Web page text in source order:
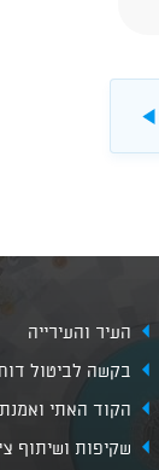
להורדה
העיר והעירייה
בקשה לביטול דוח
הקוד האתי
שקיפות ושיתוף